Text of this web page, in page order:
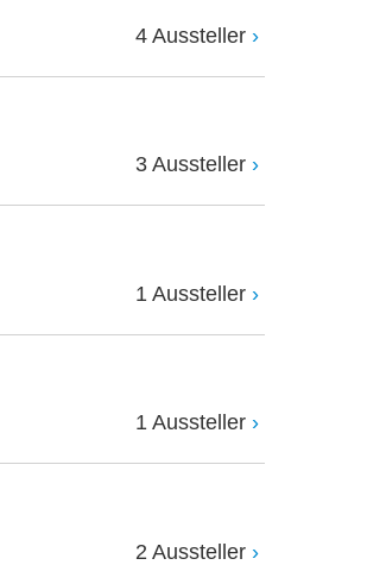
4 Aussteller
3 Aussteller
1 Aussteller
1 Aussteller
2 Aussteller